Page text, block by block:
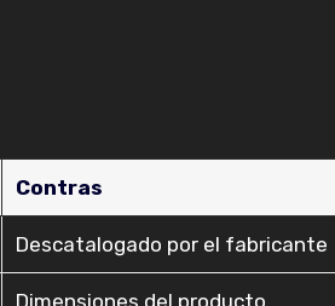
Contras
Descatalogado por el fabricante